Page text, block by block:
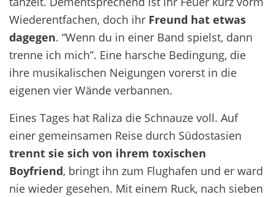
Wiederentfachen, doch ihr Freund hat etwas
dagegen. “Wenn du in einer Band spielst, dann
trenne ich mich”. Eine harsche Bedingung, die
ihre musikalischen Neigungen vorerst in die
eigenen vier Wände verbannen.
Eines Tages hat Raliza die Schnauze voll. Auf
einer gemeinsamen Reise durch Südostasien
trennt sie sich von ihrem toxischen
Boyfriend, bringt ihn zum Flughafen und er ward
nie wieder gesehen. Mit einem Ruck, nach sieben